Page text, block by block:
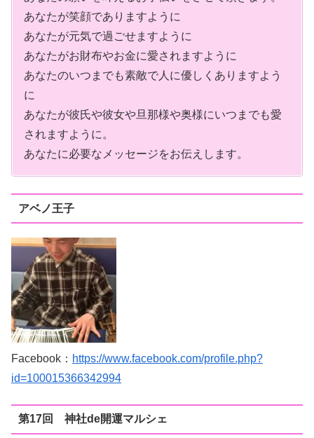
あなたが笑顔でありますように
あなたが元気で過ごせますように
あなたがお財布やお金に愛されますように
あなたのいつまでも素敵で人に優しくありますよう
に
あなたが彼氏や彼女や旦那様や奥様にいつまでも愛
されますように。
あなたに必要なメッセージをお伝えします。
アベノ王子
Facebook： https://www.facebook.com/profile.php?
id=100015366342994
第17回 神社de開運マルシェ